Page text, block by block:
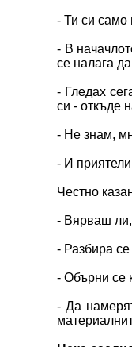
- Ти си само
- В
се налага
- Гледах
си - откъде
- Не знам,
- И
Честно
- Вярваш
- Разбира
- Обърни се
- Да